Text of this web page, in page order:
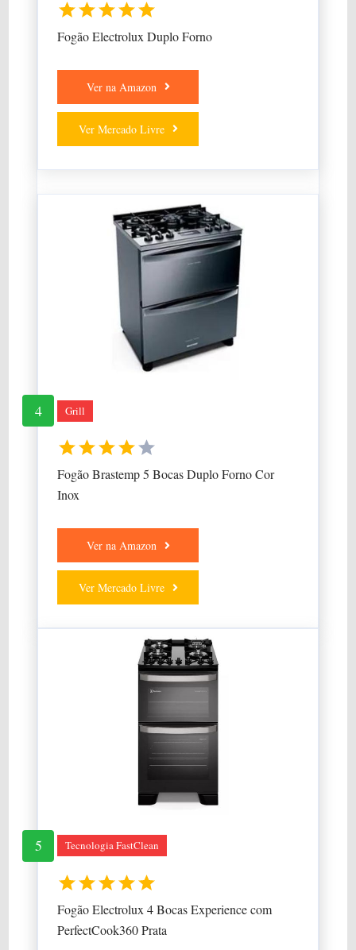
Fogão Electrolux Duplo Forno
Ver na Amazon
Ver Mercado Livre
4 Grill
Fogão Brastemp 5 Bocas Duplo Forno Cor
Inox
Ver na Amazon
Ver Mercado Livre
5 Tecnologia FastClean
Fogão Electrolux 4 Bocas Experience com
PerfectCook360 Prata